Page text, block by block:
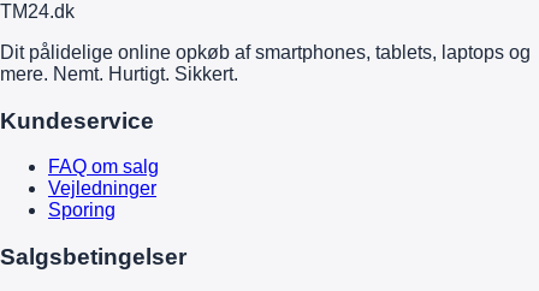
TM24.dk
Dit pålidelige online opkøb af smartphones, tablets, laptops og
mere. Nemt. Hurtigt. Sikkert.
Kundeservice
FAQ om salg
Vejledninger
Sporing
Salgsbetingelser